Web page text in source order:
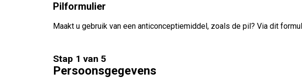
Pilformulier
Maakt u gebruik van een anticonceptiemiddel, zoals de pil? Via dit
Stap 1 van 5
Persoonsgegevens